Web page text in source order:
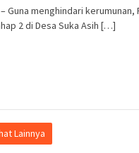
– Guna menghindari
2 di Desa Suka Asih […]
Lainnya